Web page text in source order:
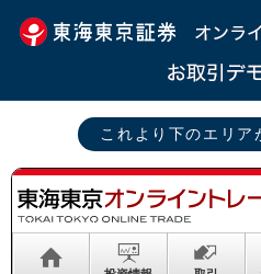
これより下のエリア